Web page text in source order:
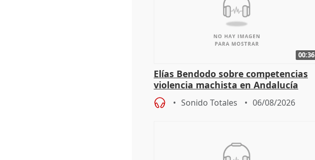
00:36
Elías Bendodo sobre competencias
violencia machista en Andalucía
Sonido Totales 06/08/2026